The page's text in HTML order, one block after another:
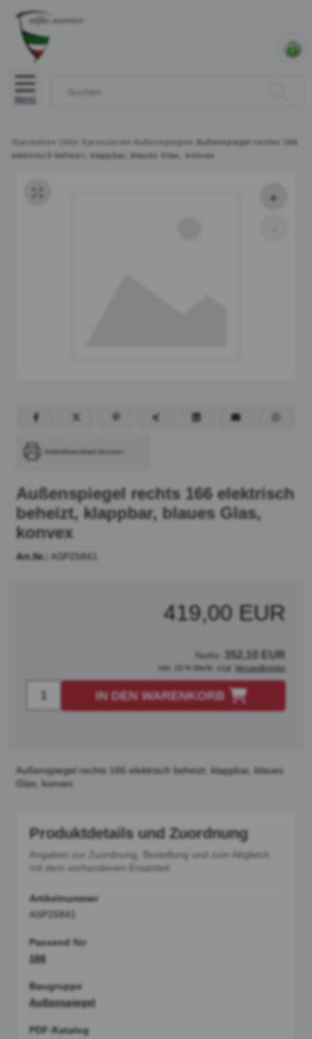
Menü
Startseite » » Karosserie » Außenspiegel »
Außenspiegel rechts 166
elektrisch beheizt, klappbar, blaues Glas, konvex
Artikeldatenblatt drucken
Außenspiegel rechts 166 elektrisch
beheizt, klappbar, blaues Glas,
konvex
Art.Nr.: ASP25841
419,00 EUR
Netto: 352,10 EUR
inkl. 19 % MwSt. zzgl. Versandkosten
IN DEN WARENKORB
Außenspiegel rechts 166 elektrisch beheizt, klappbar, blaues
Glas, konvex
Produktdetails und Zuordnung
Angaben zur Zuordnung, Bestellung und zum Abgleich
mit dem vorhandenen Ersatzteil.
Artikelnummer
ASP25841
Passend für
166
Baugruppe
Außenspiegel
PDF-Katalog